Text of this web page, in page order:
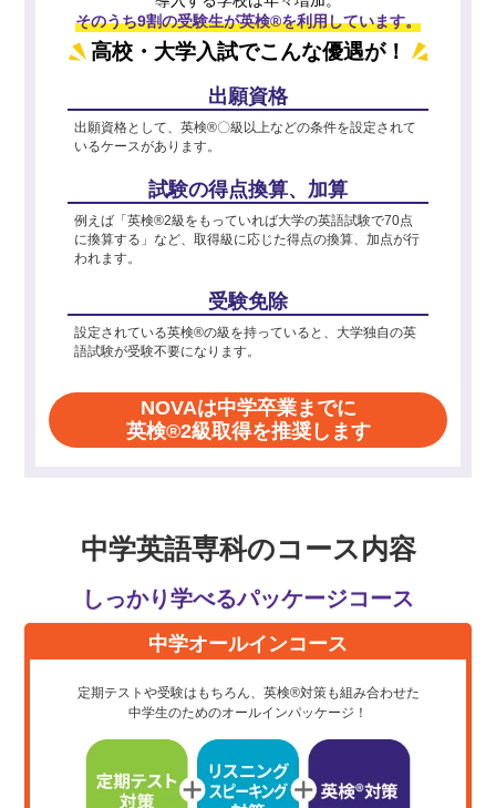
そのうち9割の受験生が英検®を利用しています。
高校・大学入試でこんな優遇が！
出願資格
出願資格として、英検®〇級以上などの条件を設定されて
いるケースがあります。
試験の得点換算、加算
例えば「英検®2級をもっていれば大学の英語試験で70点
に換算する」など、取得級に応じた得点の換算、加点が行
われます。
受験免除
設定されている英検®の級を持っていると、大学独自の英
語試験が受験不要になります。
NOVAは中学卒業までに
英検®2級取得を推奨します
中学英語専科のコース内容
しっかり学べるパッケージコース
中学オールインコース
定期テストや受験はもちろん、英検®対策も組み合わせた
中学生のためのオールインパッケージ！